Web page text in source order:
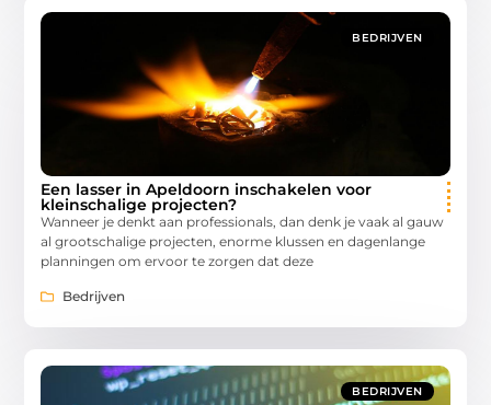
BEDRIJVEN
Een lasser in Apeldoorn inschakelen voor
kleinschalige projecten?
Wanneer je denkt aan professionals, dan denk je vaak al gauw
al grootschalige projecten, enorme klussen en dagenlange
planningen om ervoor te zorgen dat deze
Bedrijven
BEDRIJVEN